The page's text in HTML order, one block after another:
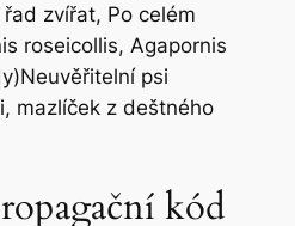
zvířat, Po celém
roseicollis, Agapornis
psi
mazlíček z deštného
kód